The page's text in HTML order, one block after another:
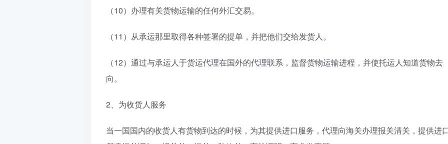
（10）办理有关货物运输的任何外汇交易。
（11）从承运那里取得各种签署的提单，并把他们交给发货人。
（12）通过与承运人于货运代理在国外的代理联系，监督货物运输进程，并使托运人知道货物去
向。
2、为收货人服务
当一国国内的收货人有货物到达的时候，为其提供进口服务，代理向海关办理报关清关，提供进